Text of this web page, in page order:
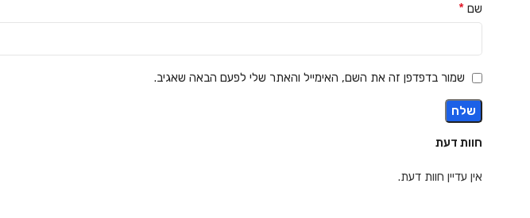
חוות דעת
אין עדיין חוות דעת.
שם *
שמור בדפדפן זה את השם, האימייל והאתר שלי לפעם הבאה שאגיב.